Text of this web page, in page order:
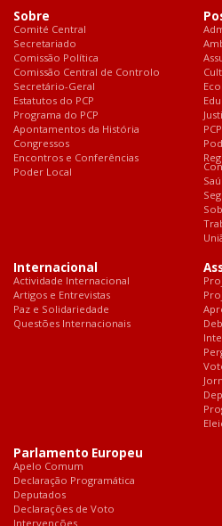
Sobre
Comité Central
Secretariado
Comissão Política
Comissão Central de Controlo
Secretário-Geral
Estatutos do PCP
Programa do PCP
Apontamentos da História
Congressos
Encontros e Conferências
Poder Local
PCP
Internacional
Actividade Internacional
Artigos e Entrevistas
Paz e Solidariedade
Questões Internacionais
Parlamento Europeu
Apelo Comum
Declaração Programática
Deputados
Declarações de Voto
Intervenções